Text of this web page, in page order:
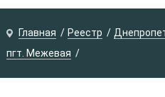
Главная Реестр
пгт. Межевая